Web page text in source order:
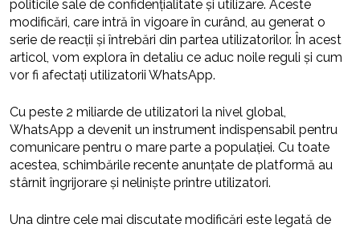
politicile sale de confidențialitate și utilizare. Aceste
modificări, care intră în vigoare în curând, au generat o
serie de reacții și întrebări din partea utilizatorilor. În acest
articol, vom explora în detaliu ce aduc noile reguli și cum
vor fi afectați utilizatorii WhatsApp.
Cu peste 2 miliarde de utilizatori la nivel global,
WhatsApp a devenit un instrument indispensabil pentru
comunicare pentru o mare parte a populației. Cu toate
acestea, schimbările recente anunțate de platformă au
stârnit îngrijorare și neliniște printre utilizatori.
Una dintre cele mai discutate modificări este legată de